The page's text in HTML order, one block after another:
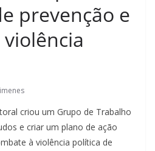
prevenção e
criou um Grupo de Trabalho
e criar um plano de ação
à violência política de